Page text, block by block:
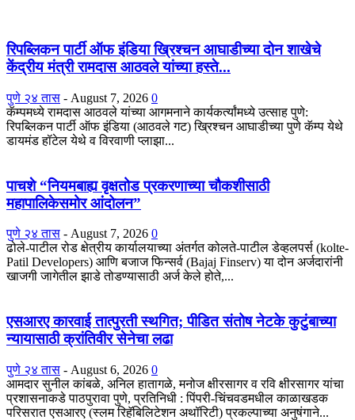
रिपब्लिकन पार्टी ऑफ इंडिया ख्रिश्चन आघाडीच्या दोन शाखेचे
केंद्रीय मंत्री रामदास आठवले यांच्या हस्ते...
पुणे २४ तास - August 7, 2026 0
कॅम्पमध्ये रामदास आठवले यांच्या आगमनाने कार्यकर्त्यांमध्ये उत्साह पुणे:
रिपब्लिकन पार्टी ऑफ इंडिया (आठवले गट) ख्रिश्चन आघाडीच्या पुणे कॅम्प येथे
डायमंड हॉटेल येथे व विरवाणी प्लाझा...
पाचशे “नियमबाह्य वृक्षतोड प्रकरणाच्या चौकशीसाठी
महापालिकेसमोर आंदोलन”
पुणे २४ तास - August 7, 2026 0
ढोले-पाटील रोड क्षेत्रीय कार्यालयाच्या अंतर्गत कोलते-पाटील डेव्हलपर्स (kolte-
Patil Developers) आणि बजाज फिन्सर्व (Bajaj Finserv) या दोन अर्जदारांनी
खाजगी जागेतील झाडे तोडण्यासाठी अर्ज केले होते,...
एसआरए कारवाई तात्पुरती स्थगित; पीडित संतोष नेटके कुटुंबाच्या
न्यायासाठी क्रांतिवीर सेनेचा लढा
पुणे २४ तास - August 6, 2026 0
आमदार सुनील कांबळे, अनिल हातागळे, मनोज क्षीरसागर व रवि क्षीरसागर यांचा
प्रशासनाकडे पाठपुरावा पुणे, प्रतिनिधी : पिंपरी-चिंचवडमधील काळाखडक
परिसरात एसआरए (स्लम रिहॅबिलिटेशन अथॉरिटी) प्रकल्पाच्या अनुषंगाने...